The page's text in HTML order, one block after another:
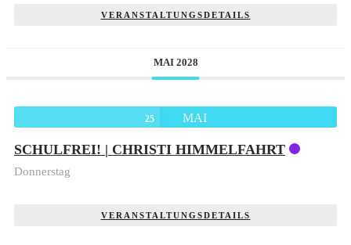
VERANSTALTUNGSDETAILS
MAI 2028
25 MAI
SCHULFREI! | CHRISTI HIMMELFAHRT
Donnerstag
VERANSTALTUNGSDETAILS